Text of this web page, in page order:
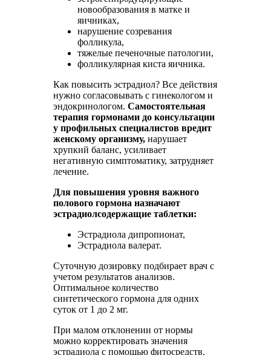
новообразования в матке и
яичниках,
нарушение созревания
фолликула,
тяжелые печеночные патологии,
фолликулярная киста яичника.
Как повысить эстрадиол? Все действия
нужно согласовывать с гинекологом и
эндокринологом. Самостоятельная
терапия гормонами до консультации
у профильных специалистов вредит
женскому организму, нарушает
хрупкий баланс, усиливает
негативную симптоматику, затрудняет
лечение.
Для повышения уровня важного
полового гормона назначают
эстрадиолсодержащие таблетки:
Эстрадиола дипропионат,
Эстрадиола валерат.
Суточную дозировку подбирает врач с
учетом результатов анализов.
Оптимальное количество
синтетического гормона для одних
суток от 1 до 2 мг.
При малом отклонении от нормы
можно корректировать значения
эстрадиола с помощью фитосредств.